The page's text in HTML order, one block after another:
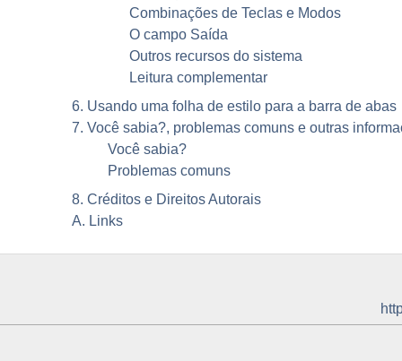
Combinações de Teclas e Modos
O campo Saída
Outros recursos do sistema
Leitura complementar
6. Usando uma folha de estilo para a barra de abas
7. Você sabia?, problemas comuns e outras
Você sabia?
Problemas comuns
8. Créditos e Direitos Autorais
A. Links